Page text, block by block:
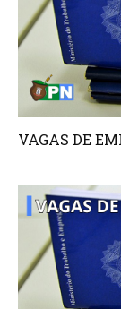
VAGAS DE